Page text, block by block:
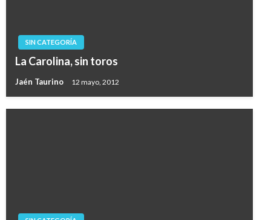
SIN CATEGORÍA
La Carolina, sin toros
Jaén Taurino 12 mayo, 2012